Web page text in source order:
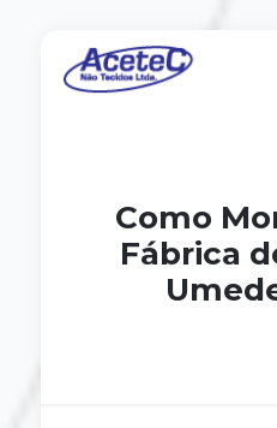
Como
Fábrica